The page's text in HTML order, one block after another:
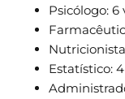
Psicólogo: 6
Estatístico: